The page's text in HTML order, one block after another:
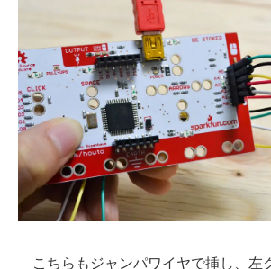
こちらもジャンパワイヤで挿し、左